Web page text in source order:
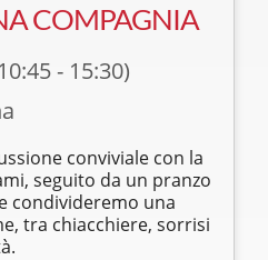
COMPAGNIA
- 15:30)
conviviale con la
seguito da un pranzo
condivideremo una
tra chiacchiere, sorrisi